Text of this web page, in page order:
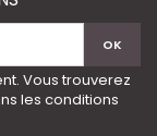
Vous trouverez
les conditions